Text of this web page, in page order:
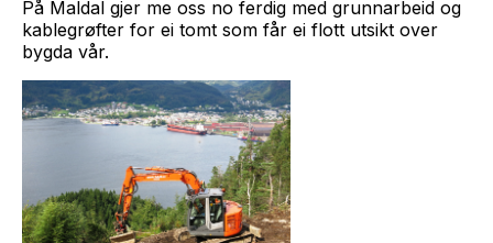
På Maldal gjer me oss no ferdig med grunnarbeid og
kablegrøfter for ei tomt som får ei flott utsikt over
bygda vår.